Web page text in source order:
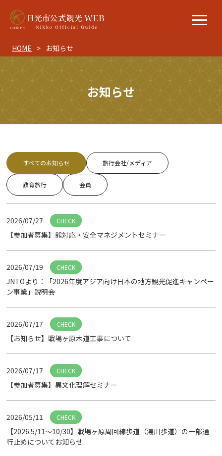
HOME お知らせ
お知らせ
すべてのお知らせ 旅行会社/メディア
教育旅行 会員
2026/07/27 CHECK
【参加者募集】熊対応・安全マネジメントセミナー
2026/07/19 CHECK
JNTOより：「2026年度アジア向け日本の地方観光促進キャンペー
ン事業」説明会
2026/07/17 CHECK
【お知らせ】戦場ヶ原木道工事について
2026/07/17 CHECK
【参加者募集】異文化理解セミナー
2026/05/11 CHECK
【2026.5/11～10/30】戦場ヶ原周回線歩道（湯川歩道）の一部通
行止めについてお知らせ